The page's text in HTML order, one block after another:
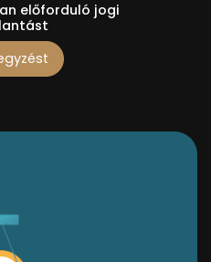
előforduló jogi